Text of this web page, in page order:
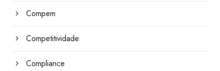
Compem
Competitividade
Compliance